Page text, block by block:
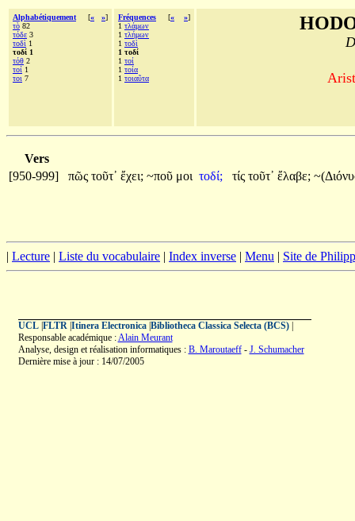
Alphabétiquement [« »]
τὸ 82
τόδε 3
τοδὶ 1
τοδί 1
τόθ 2
τοί 1
τοι 7
Fréquences [« »]
1 τλάμων
1 τλήμων
1 τοδὶ
1 τοδί
1 τοί
1 τοία
1 τοιαῦτα
Vers
[950-999]
πῶς τοῦτ᾽ ἔχει; ~ποῦ μοι τοδί; τίς τοῦτ᾽ ἔλαβε;
| Lecture | Liste du vocabulaire | Index inverse | Menu | Site de
UCL| FLTR| Itinera Electronica| Bibliotheca Classica Selecta (BCS)|
Responsable académique :Alain Meurant
Analyse, design et réalisation informatiques : B. Maroutaeff- J. Schumacher
Dernière mise à jour : 14/07/2005